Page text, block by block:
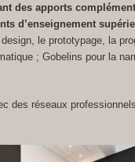
des apports
d’enseignement
le prototypage, la
; Gobelins pour la
des réseaux